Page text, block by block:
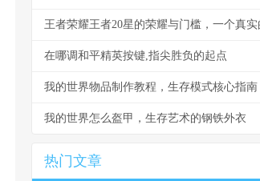
王者荣耀王者20星的荣耀与门槛，一个真
在哪调和平精英按键,指尖胜负的起点
我的世界物品制作教程，生存模式核心指南
我的世界怎么盔甲，生存艺术的钢铁外衣
热门文章